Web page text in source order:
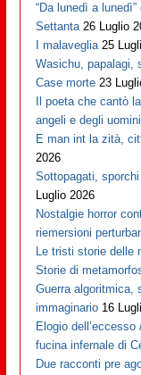
“Da lunedì a
Settanta 26 Luglio
I malaveglia 25
Wasichu, papalagi,
Case morte 23
Il poeta che cantò
angeli e degli
E man int la zità,
2026
Sottopagati,
Luglio 2026
Nostalgie horror
riemersioni
Le tristi storie delle
Storie di
Guerra algoritmica,
immaginario 16
Elogio
fucina infernale di
Due racconti pre